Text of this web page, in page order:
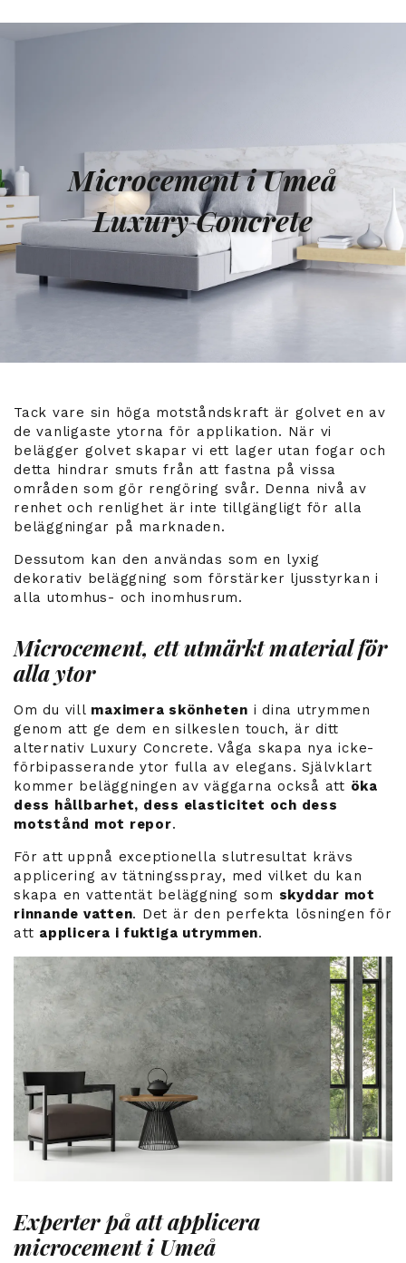
Microcement i Umeå
Luxury Concrete
Tack vare sin höga motståndskraft är golvet en av
de vanligaste ytorna för applikation. När vi
belägger golvet skapar vi ett lager utan fogar och
detta hindrar smuts från att fastna på vissa
områden som gör rengöring svår. Denna nivå av
renhet och renlighet är inte tillgängligt för alla
beläggningar på marknaden.
Dessutom kan den användas som en lyxig
dekorativ beläggning som förstärker ljusstyrkan i
alla utomhus- och inomhusrum.
Microcement, ett utmärkt material för
alla ytor
Om du vill maximera skönheten i dina utrymmen
genom att ge dem en silkeslen touch, är ditt
alternativ Luxury Concrete. Våga skapa nya icke-
förbipasserande ytor fulla av elegans. Självklart
kommer beläggningen av väggarna också att öka
dess hållbarhet, dess elasticitet och dess
motstånd mot repor.
För att uppnå exceptionella slutresultat krävs
applicering av tätningsspray, med vilket du kan
skapa en vattentät beläggning som skyddar mot
rinnande vatten. Det är den perfekta lösningen för
att applicera i fuktiga utrymmen.
Experter på att applicera
microcement i Umeå